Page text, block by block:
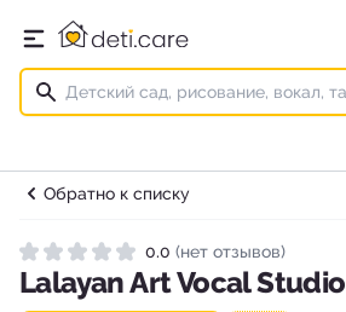
Открыть главное меню
deti.care
Обратно к списку
Рейтинг 0.0 из 5
0.0 (нет отзывов)
Lalayan Art Vocal Studio